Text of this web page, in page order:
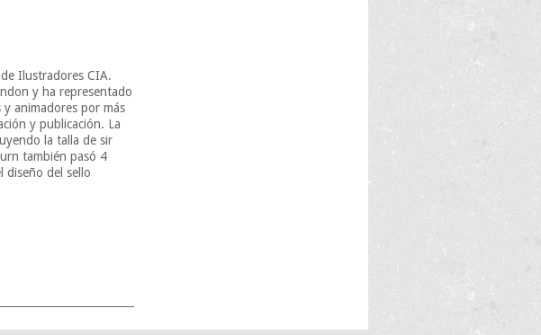
Ilustradores CIA.
y ha representado
animadores por más
y publicación. La
la talla de sir
también pasó 4
diseño del sello